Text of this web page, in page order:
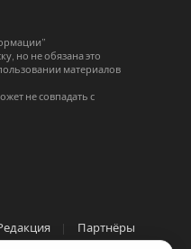
но не обязана это
материалов
не совпадать с
Партнёры